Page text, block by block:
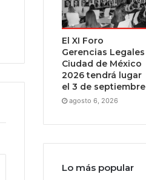
El XI Foro
Gerencias Legales
Ciudad de México
2026 tendrá lugar
el 3 de septiembre
agosto 6, 2026
Lo más popular